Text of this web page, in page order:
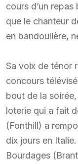
cours d’un
que le chanteur
en bandoulière,
Sa voix de ténor
concours
bout de la
loterie qui a fait
(Fonthill) a
dix jours en
Bourdages